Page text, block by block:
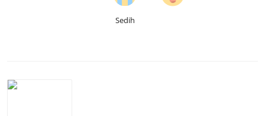
Sedih